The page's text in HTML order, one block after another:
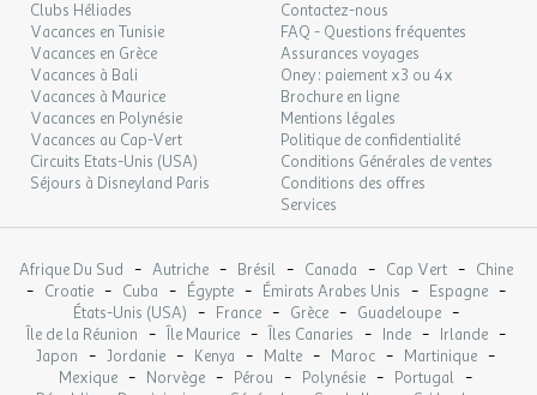
Clubs Héliades
Vacances en Tunisie
Vacances en Grèce
Vacances à Bali
Vacances à Maurice
Vacances en Polynésie
Vacances au Cap-Vert
Circuits Etats-Unis (USA)
Séjours à Disneyland Paris
Contactez-nous
FAQ - Questions fréquentes
Assurances voyages
Oney : paiement x3 ou 4x
Brochure en ligne
Mentions légales
Politique de confidentialité
Conditions Générales de ventes
Conditions des offres
Services
Afrique Du Sud - Autriche - Brésil - Canada - Cap Vert - Chine
- Croatie - Cuba - Égypte - Émirats Arabes Unis - Espagne -
États-Unis (USA) - France - Grèce - Guadeloupe -
Île de la Réunion - Île Maurice - Îles Canaries - Inde - Irlande -
Japon - Jordanie - Kenya - Malte - Maroc - Martinique -
Mexique - Norvège - Pérou - Polynésie - Portugal -